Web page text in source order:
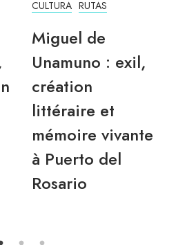
CULTURA RUTAS
Miguel de
Unamuno : exil,
création
littéraire et
mémoire vivante
à Puerto del
Rosario